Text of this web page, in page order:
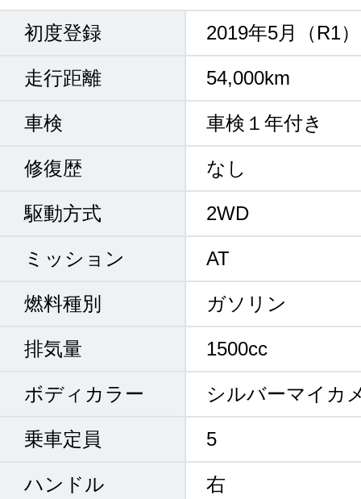
初度登録 2019年5月（R1）
走行距離 54,000km
車検 車検１年付き
修復歴 なし
駆動方式 2WD
ミッション AT
燃料種別 ガソリン
排気量 1500cc
ボディカラー シルバーマイカ
乗車定員 5
ハンドル 右